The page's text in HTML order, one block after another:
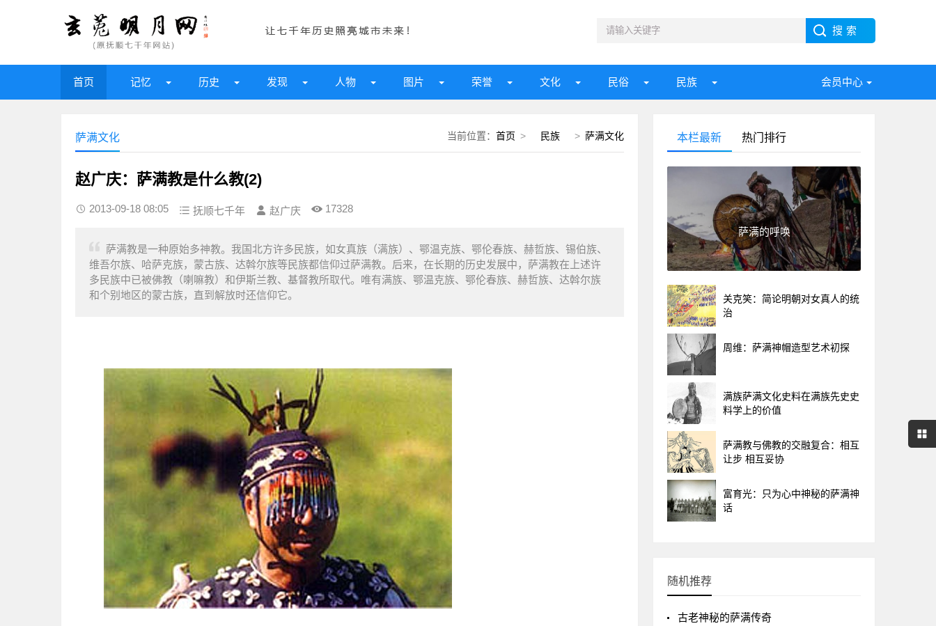
首页 记忆 历史 发现 人物 图片 荣誉 文化 民俗 民族 会员中心
当前位置： 首页 > 民族 > 萨满文化
萨满文化
赵广庆：萨满教是什么教(2)
2013-09-18 08:05 抚顺七千年 赵广庆 17328
萨满教是一种原始多神教。我国北方许多民族，如女真族（满族）、鄂温克族、鄂伦春族、赫哲族、锡伯族、
维吾尔族、哈萨克族，蒙古族、达斡尔族等民族都信仰过萨满教。后来，在长期的历史发展中，萨满教在上述许
多民族中已被佛教（喇嘛教）和伊斯兰教、基督教所取代。唯有满族、鄂温克族、鄂伦春族、赫哲族、达斡尔族
和个别地区的蒙古族，直到解放时还信仰它。
本栏最新 热门排行
萨满的呼唤
关克笑：简论明朝对女真人的统
治
周维：萨满神帽造型艺术初探
满族萨满文化史料在满族先史史
料学上的价值
萨满教与佛教的交融复合：相互
让步 相互妥协
富育光：只为心中神秘的萨满神
话
随机推荐
古老神秘的萨满传奇